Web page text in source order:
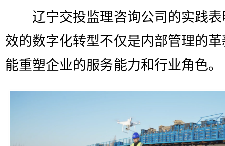
辽宁交投监理咨询公司的实践表
效的数字化转型不仅是内部管理的
能重塑企业的服务能力和行业角色。